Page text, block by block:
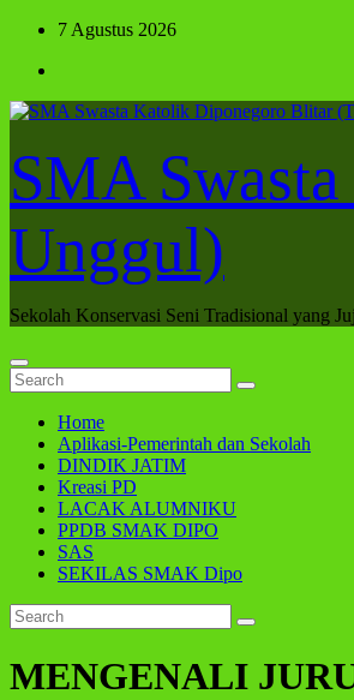
Skip
content
7 Agustus 2026
SMA
Unggul)
Sekolah Konservasi Seni Tradisional yang
Home
Aplikasi-Pemerintah dan Sekolah
DINDIK JATIM
Kreasi PD
LACAK ALUMNIKU
PPDB SMAK DIPO
SAS
SEKILAS SMAK Dipo
MENGENALI